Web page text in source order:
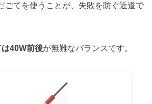
ごてを使うことが、失敗を防ぐ近道で
40W前後が無難なバランスです。